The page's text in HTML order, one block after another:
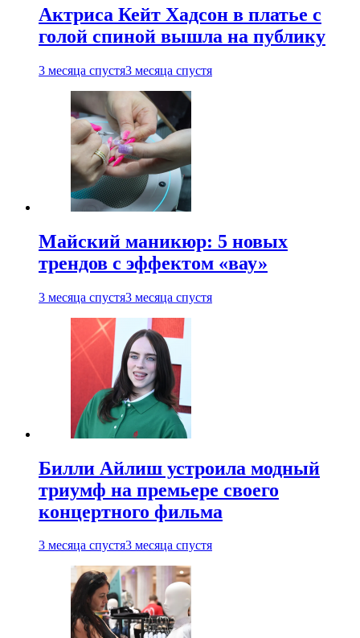
Актриса Кейт Хадсон в платье с
голой спиной вышла на публику
3 месяца спустя3 месяца спустя
Майский маникюр: 5 новых
трендов с эффектом «вау»
3 месяца спустя3 месяца спустя
Билли Айлиш устроила модный
триумф на премьере своего
концертного фильма
3 месяца спустя3 месяца спустя